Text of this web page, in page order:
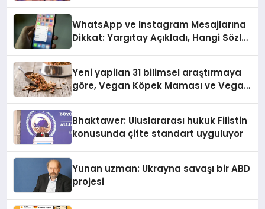
WhatsApp ve Instagram Mesajlarına
Dikkat: Yargıtay Açıkladı, Hangi Sözler
Yeni yapilan 31 bilimsel araştırmaya
göre, Vegan Köpek Maması ve Vegan
Bhaktawer: Uluslararası hukuk Filistin
konusunda çifte standart uyguluyor
Yunan uzman: Ukrayna savaşı bir ABD
projesi